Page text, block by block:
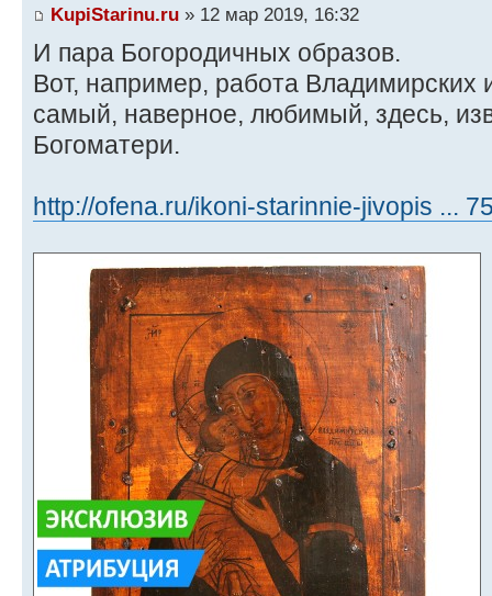
KupiStarinu.ru » 12 мар 2019, 16:32
И пара Богородичных образов.
Вот, например, работа Владимирских
самый, наверное, любимый, здесь,
Богоматери.
http://ofena.ru/ikoni-starinnie-jivopis ...